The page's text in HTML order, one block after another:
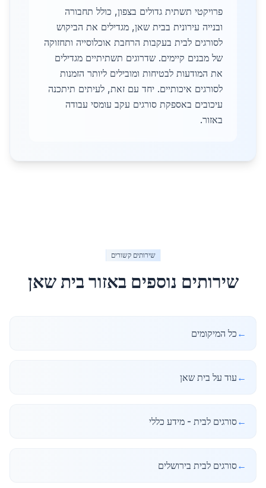
פרויקטי תשתית גדולים בצפון, כולל תחבורה
ובנייה עירונית בבית שאן, מגדילים את הביקוש
לסורגים לבית בעקבות הרחבת אוכלוסייה ותחזוקה
של מבנים קיימים. שדרוגים תשתיתיים מגדילים
את המודעות לבטיחות ומובילים ליותר הזמנות
לסורגים איכותיים. יחד עם זאת, לעיתים תיתכנה
עיכובים באספקת סורגים עקב עומסי עבודה
באזור.
שירותים קשורים
שירותים נוספים באזורבית שאן
← כל המיקומים
← עוד על בית שאן
←סורגים לבית - מידע כללי
←סורגים לבית בירושלים